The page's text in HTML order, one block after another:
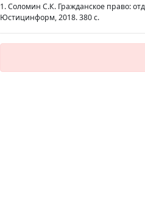
1. Соломин С.К. Гражданское право:
Юстицинформ, 2018. 380 с.